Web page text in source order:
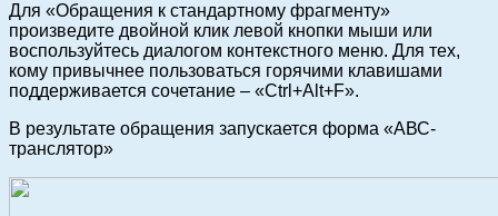
Для «Обращения к стандартному фрагменту»
произведите двойной клик левой кнопки мыши или
воспользуйтесь диалогом контекстного меню. Для тех,
кому привычнее пользоваться горячими клавишами
поддерживается сочетание – «Ctrl+Alt+F».
В результате обращения запускается форма «АВС-
транслятор»